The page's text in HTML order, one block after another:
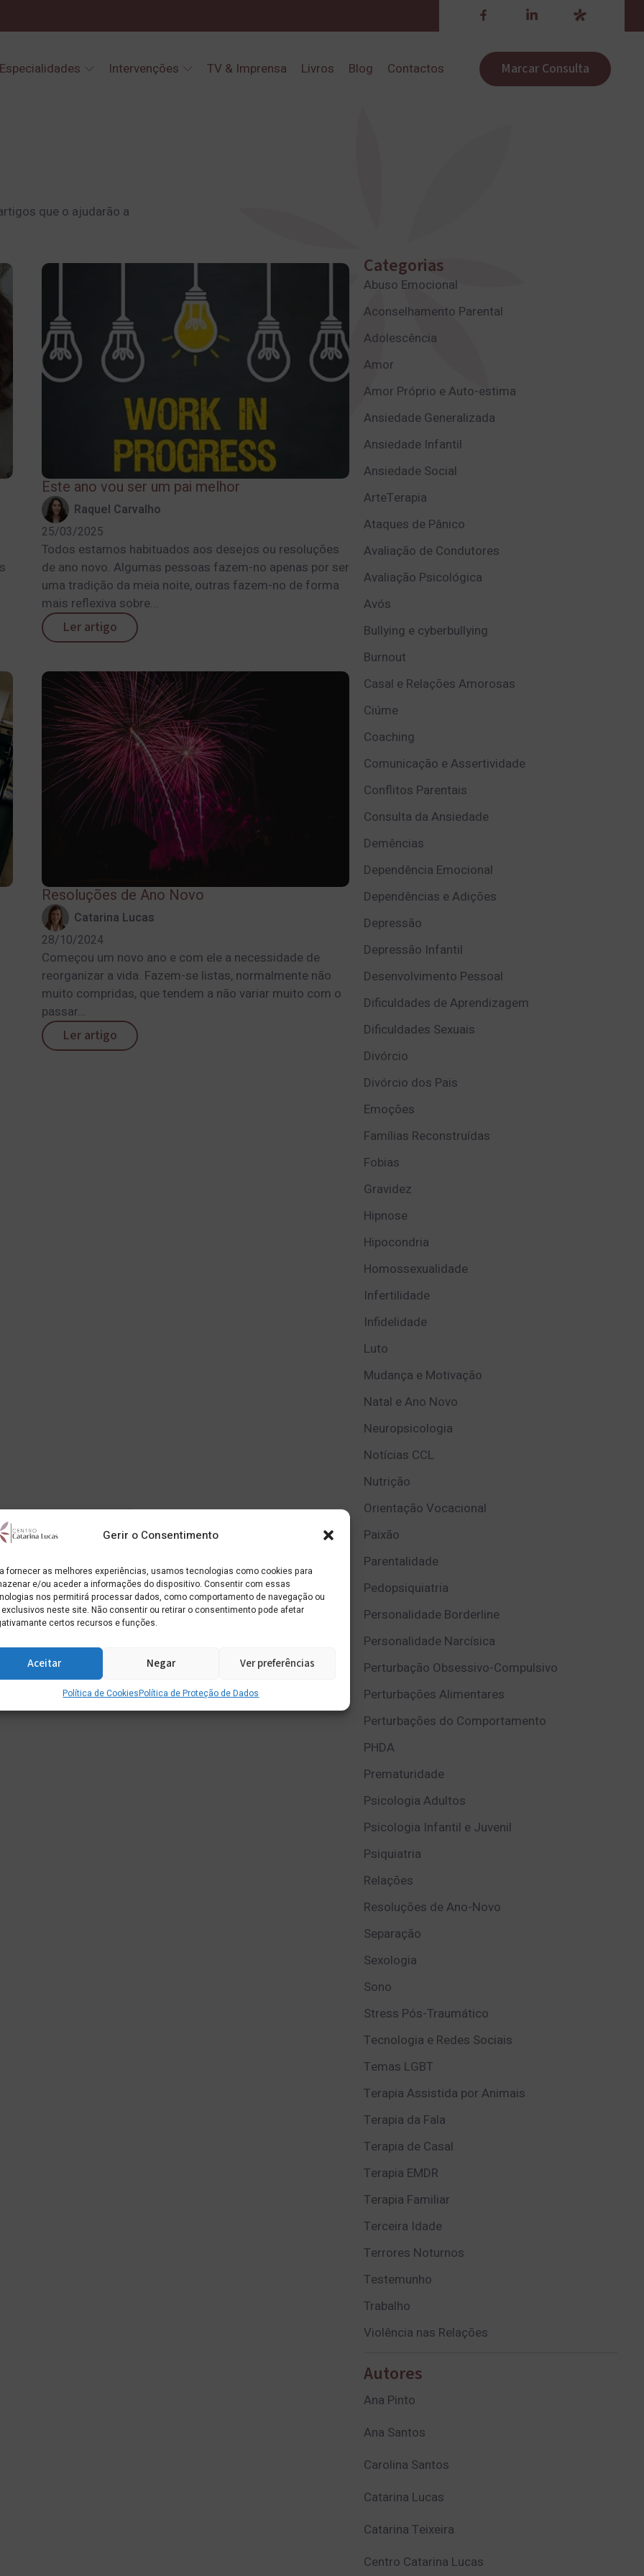
Gerir o Consentimento
fornecer as melhores experiências, usamos tecnologias como cookies para
e/ou aceder a informações do dispositivo. Consentir com essas
nos permitirá processar dados, como comportamento de navegação ou
exclusivos neste site. Não consentir ou retirar o consentimento pode afetar
certos recursos e funções.
Aceitar Negar Ver preferências
Política de CookiesPolítica de Proteção de Dados
Especialidades Intervenções TV & Imprensa Livros Blog Contactos Marcar Consulta
que o ajudarão a
Este ano vou ser um pai melhor
Raquel Carvalho
25/03/2025
Todos estamos habituados aos desejos ou resoluções
de ano novo. Algumas pessoas fazem-no apenas por ser
uma tradição da meia noite, outras fazem-no de forma
mais reflexiva sobre...
Ler artigo
Resoluções de Ano Novo
Catarina Lucas
28/10/2024
Começou um novo ano e com ele a necessidade de
reorganizar a vida. Fazem-se listas, normalmente não
muito compridas, que tendem a não variar muito com o
passar...
Ler artigo
Categorias
Abuso Emocional
Aconselhamento Parental
Adolescência
Amor
Amor Próprio e Auto-estima
Ansiedade Generalizada
Ansiedade Infantil
Ansiedade Social
ArteTerapia
Ataques de Pânico
Avaliação de Condutores
Avaliação Psicológica
Avós
Bullying e cyberbullying
Burnout
Casal e Relações Amorosas
Ciúme
Coaching
Comunicação e Assertividade
Conflitos Parentais
Consulta da Ansiedade
Demências
Dependência Emocional
Dependências e Adições
Depressão
Depressão Infantil
Desenvolvimento Pessoal
Dificuldades de Aprendizagem
Dificuldades Sexuais
Divórcio
Divórcio dos Pais
Emoções
Famílias Reconstruídas
Fobias
Gravidez
Hipnose
Hipocondria
Homossexualidade
Infertilidade
Infidelidade
Luto
Mudança e Motivação
Natal e Ano Novo
Neuropsicologia
Notícias CCL
Nutrição
Orientação Vocacional
Paixão
Parentalidade
Pedopsiquiatria
Personalidade Borderline
Personalidade Narcísica
Perturbação Obsessivo-Compulsivo
Perturbações Alimentares
Perturbações do Comportamento
PHDA
Prematuridade
Psicologia Adultos
Psicologia Infantil e Juvenil
Psiquiatria
Relações
Resoluções de Ano-Novo
Separação
Sexologia
Sono
Stress Pós-Traumático
Tecnologia e Redes Sociais
Temas LGBT
Terapia Assistida por Animais
Terapia da Fala
Terapia de Casal
Terapia EMDR
Terapia Familiar
Terceira Idade
Terrores Noturnos
Testemunho
Trabalho
Violência nas Relações
Autores
Ana Pinto
Ana Santos
Carolina Santos
Catarina Lucas
Catarina Teixeira
Centro Catarina Lucas